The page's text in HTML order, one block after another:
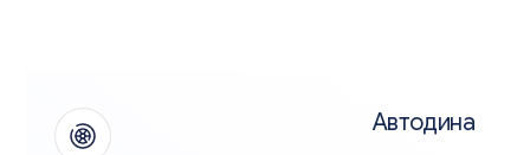
Автодина